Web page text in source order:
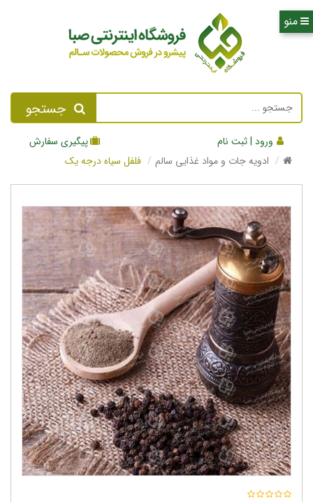
جستجو
ورود | ثبت نام
پیگیری سفارش
ادویه جات و مواد غذایی سالم
فلفل سیاه درجه یک